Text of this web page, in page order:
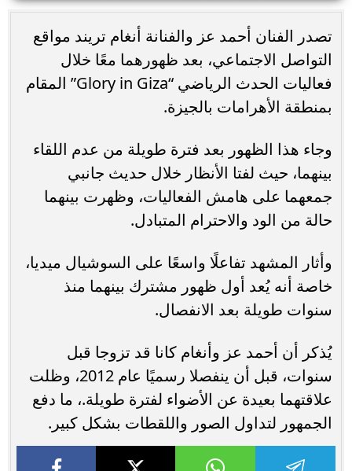
تصدر الفنان أحمد عز والفنانة أنغام تريند مواقع
التواصل الاجتماعي، بعد ظهورهما معًا خلال
فعاليات الحدث الرياضي “Glory in Giza” المقام
بمنطقة الأهرامات بالجيزة.
وجاء هذا الظهور بعد فترة طويلة من عدم اللقاء
بينهما، حيث لفتا الأنظار خلال حديث جانبي
جمعهما على هامش الفعاليات، وظهرت بينهما
حالة من الود والاحترام المتبادل.
وأثار المشهد تفاعلًا واسعًا على السوشيال ميديا،
خاصة أنه يُعد أول ظهور مشترك بينهما منذ
سنوات طويلة بعد الانفصال.
يُذكر أن أحمد عز وأنغام كانا قد تزوجا قبل
سنوات، قبل أن ينفصلا رسميًا عام 2012، وظلت
علاقتهما بعيدة عن الأضواء لفترة طويلة.، ما دفع
الجمهور لتداول الصور واللقطات بشكل كبير.